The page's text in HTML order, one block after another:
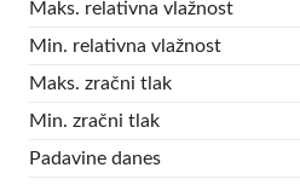
Maks. relativna vlažnost
Min. relativna vlažnost
Maks. zračni tlak
Min. zračni tlak
Padavine danes